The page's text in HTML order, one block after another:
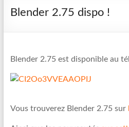
de
Blender 2.75 dispo !
Blender 2.75 est disponible au
Vous trouverez Blender 2.75 sur